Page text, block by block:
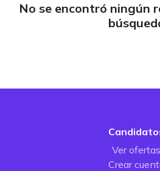
No se encontró ningún
Ver ofertas
Crear